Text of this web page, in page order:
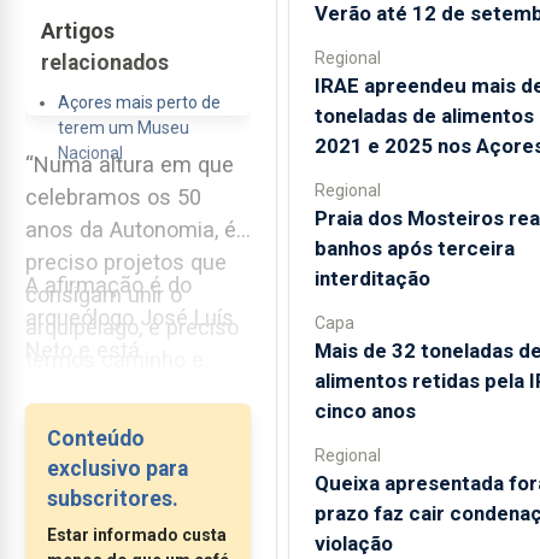
Artigos
relacionados
Açores mais perto de
terem um Museu
Nacional
“Numa altura em que
celebramos os 50
anos da Autonomia, é
preciso projetos que
consigam unir o
arquipélago, é preciso
A afirmação é do
arqueólogo José Luís
projeto de criação nos
Açores de um Museu
Nacional dedicado à
Arqueologia Náutica e
Subaquática.
Conteúdo
exclusivo para
subscritores.
Estar informado custa
Verão até 12 de
Regional
IRAE apreendeu mais
toneladas de
2021 e 2025 nos
Regional
Praia dos Mosteiros
banhos após terceira
interditação
Capa
Mais de 32 toneladas
alimentos retidas pela
cinco anos
Regional
Queixa apresentada
prazo faz cair
violação